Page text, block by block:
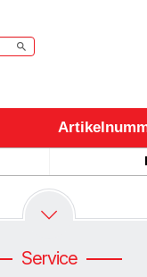
Service